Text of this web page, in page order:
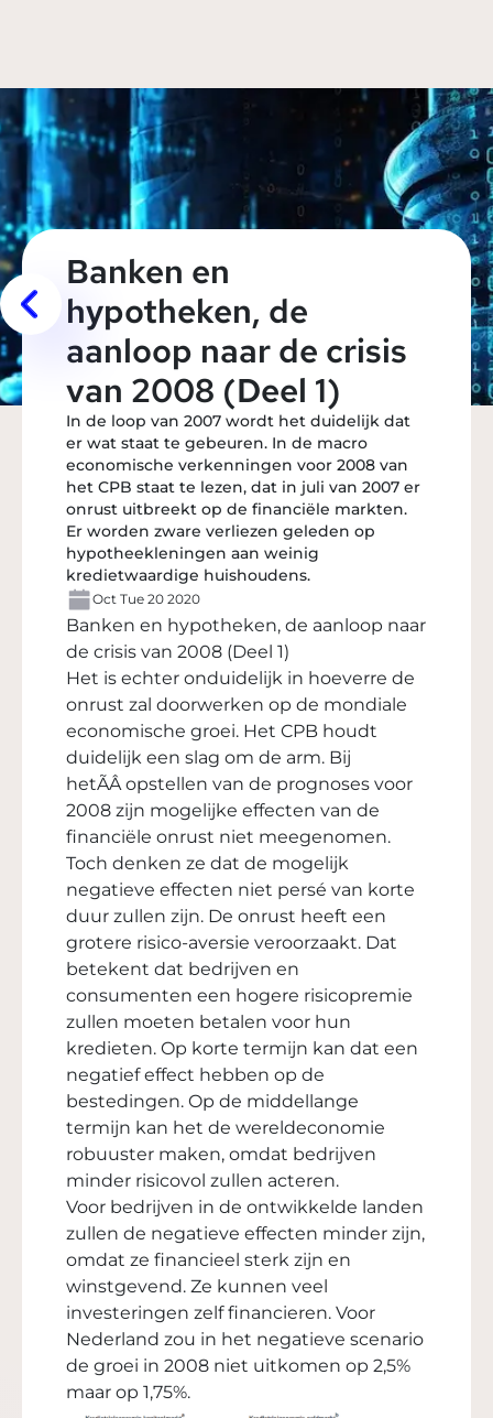
Banken en
hypotheken, de
aanloop naar de crisis
van 2008 (Deel 1)
In de loop van 2007 wordt het duidelijk dat
er wat staat te gebeuren. In de macro
economische verkenningen voor 2008 van
het CPB staat te lezen, dat in juli van 2007 er
onrust uitbreekt op de financiële markten.
Er worden zware verliezen geleden op
hypotheekleningen aan weinig
kredietwaardige huishoudens.
Oct Tue 20 2020
Banken en hypotheken, de aanloop naar
de crisis van 2008 (Deel 1)
Het is echter onduidelijk in hoeverre de
onrust zal doorwerken op de mondiale
economische groei. Het CPB houdt
duidelijk een slag om de arm. Bij
hetÃÂ opstellen van de prognoses voor
2008 zijn mogelijke effecten van de
financiële onrust niet meegenomen.
Toch denken ze dat de mogelijk
negatieve effecten niet persé van korte
duur zullen zijn. De onrust heeft een
grotere risico-aversie veroorzaakt. Dat
betekent dat bedrijven en
consumenten een hogere risicopremie
zullen moeten betalen voor hun
kredieten. Op korte termijn kan dat een
negatief effect hebben op de
bestedingen. Op de middellange
termijn kan het de wereldeconomie
robuuster maken, omdat bedrijven
minder risicovol zullen acteren.
Voor bedrijven in de ontwikkelde landen
zullen de negatieve effecten minder zijn,
omdat ze financieel sterk zijn en
winstgevend. Ze kunnen veel
investeringen zelf financieren. Voor
Nederland zou in het negatieve scenario
de groei in 2008 niet uitkomen op 2,5%
maar op 1,75%.